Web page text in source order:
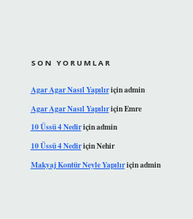
SON YORUMLAR
Agar Agar Nasıl Yapılıriçinadmin
Agar Agar Nasıl YapılıriçinEmre
10 Üssü 4 Nediriçinadmin
10 Üssü 4 NediriçinNehir
Makyaj Kontür Neyle Yapılıriçinadmin